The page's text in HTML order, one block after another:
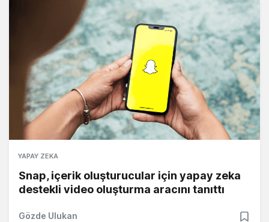
YAPAY ZEKA
Snap, içerik oluşturucular için yapay zeka
destekli video oluşturma aracını tanıttı
Gözde Ulukan